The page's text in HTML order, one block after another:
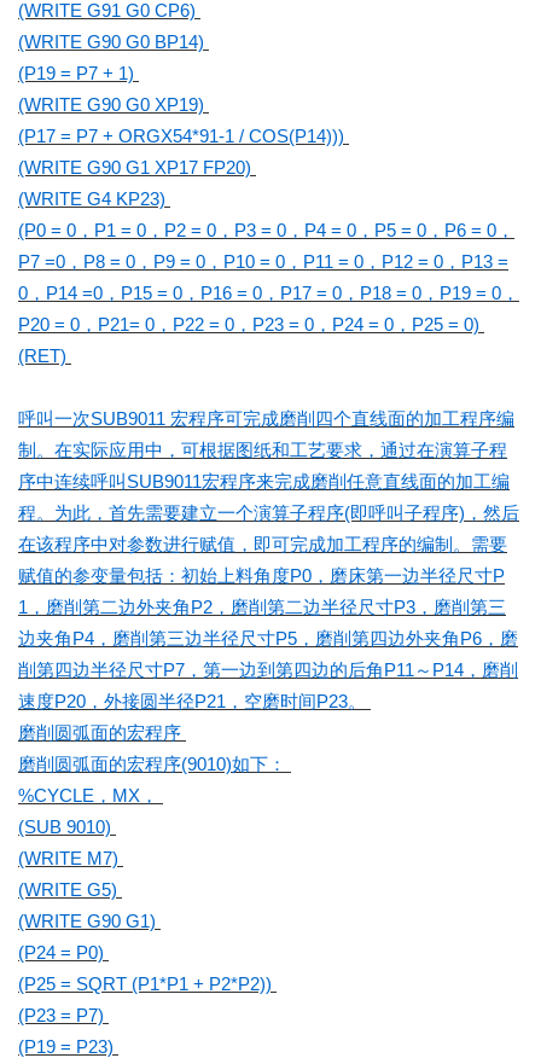
(WRITE G91 G0 CP6)
(WRITE G90 G0 BP14)
(P19 = P7 + 1)
(WRITE G90 G0 XP19)
(P17 = P7 + ORGX54*91-1 / COS(P14)))
(WRITE G90 G1 XP17 FP20)
(WRITE G4 KP23)
(P0 = 0，P1 = 0，P2 = 0，P3 = 0，P4 = 0，P5 = 0，P6 = 0，
P7 =0，P8 = 0，P9 = 0，P10 = 0，P11 = 0，P12 = 0，P13 =
0，P14 =0，P15 = 0，P16 = 0，P17 = 0，P18 = 0，P19 = 0，
P20 = 0，P21= 0，P22 = 0，P23 = 0，P24 = 0，P25 = 0)
(RET)
呼叫一次SUB9011 宏程序可完成磨削四个直线面的加工程序编
制。在实际应用中，可根据图纸和工艺要求，通过在演算子程
序中连续呼叫SUB9011宏程序来完成磨削任意直线面的加工编
程。为此，首先需要建立一个演算子程序(即呼叫子程序)，然后
在该程序中对参数进行赋值，即可完成加工程序的编制。需要
赋值的参变量包括：初始上料角度P0，磨床第一边半径尺寸P
1，磨削第二边外夹角P2，磨削第二边半径尺寸P3，磨削第三
边夹角P4，磨削第三边半径尺寸P5，磨削第四边外夹角P6，磨
削第四边半径尺寸P7，第一边到第四边的后角P11～P14，磨削
速度P20，外接圆半径P21，空磨时间P23。
磨削圆弧面的宏程序
磨削圆弧面的宏程序(9010)如下：
%CYCLE，MX，
(SUB 9010)
(WRITE M7)
(WRITE G5)
(WRITE G90 G1)
(P24 = P0)
(P25 = SQRT (P1*P1 + P2*P2))
(P23 = P7)
(P19 = P23)